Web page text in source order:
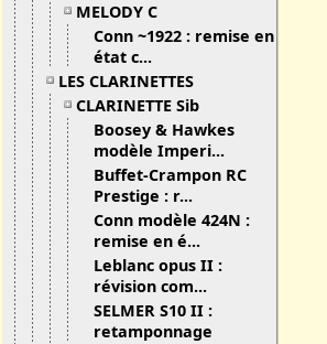
MELODY C
Conn ~1922 : remise en
état c...
LES CLARINETTES
CLARINETTE Sib
Boosey & Hawkes
modèle Imperi...
Buffet-Crampon RC
Prestige : r...
Conn modèle 424N :
remise en é...
Leblanc opus II :
révision com...
SELMER S10 II :
retamponnage